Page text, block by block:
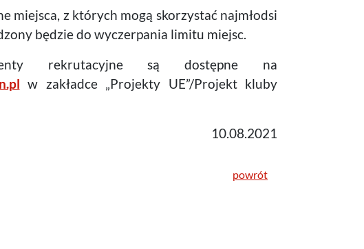
miejsca, z których mogą skorzystać najmłodsi
będzie do wyczerpania limitu miejsc.
rekrutacyjne są dostępne na
w zakładce „Projekty UE”/Projekt kluby
10.08.2021
powrót